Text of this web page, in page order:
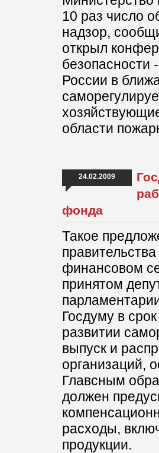
10 раз число
надзор,
открыл
безопасности
России в
области
24.02.2009
фонда
Такое
финансовом
принятом
Госдуму в
развитии
выпуск и
организаций,
Главсным
должен
расходы,
продукции.